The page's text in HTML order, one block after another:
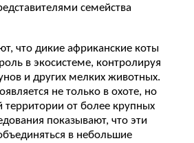
семейства
что дикие африканские коты
в экосистеме, контролируя
и других мелких животных.
не только в охоте, но
территории от более крупных
показывают, что эти
в небольшие